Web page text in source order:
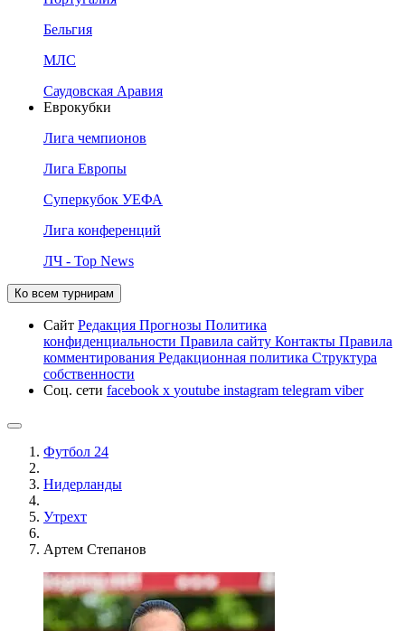
Бельгия
МЛС
Саудовская Аравия
Еврокубки
Лига чемпионов
Лига Европы
Суперкубок УЕФА
Лига конференций
ЛЧ - Top News
Ко всем турнирам
Сайт Редакция Прогнозы Политика
конфиденциальности Правила сайту Контакты Правила
комментирования Редакционная политика Структура
собственности
Соц. сети facebook x youtube instagram telegram viber
Футбол 24
Нидерланды
Утрехт
Артем Степанов